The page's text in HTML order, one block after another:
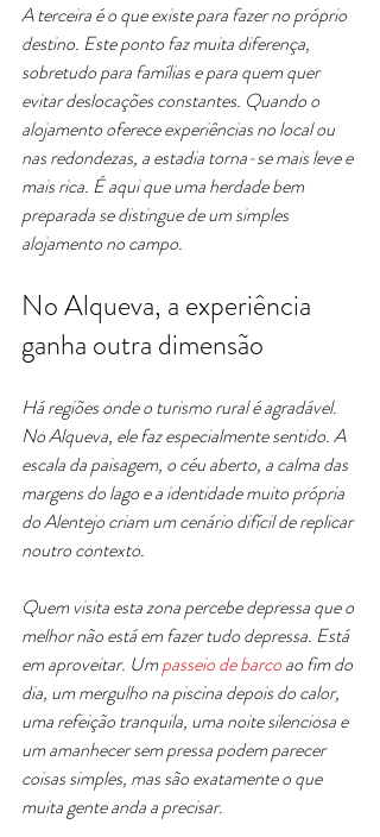
A terceira é o que existe para fazer no próprio
destino. Este ponto faz muita diferença,
sobretudo para famílias e para quem quer
evitar deslocações constantes. Quando o
alojamento oferece experiências no local ou
nas redondezas, a estadia torna-se mais leve e
mais rica. É aqui que uma herdade bem
preparada se distingue de um simples
alojamento no campo.
No Alqueva, a experiência
ganha outra dimensão
Há regiões onde o turismo rural é agradável.
No Alqueva, ele faz especialmente sentido. A
escala da paisagem, o céu aberto, a calma das
margens do lago e a identidade muito própria
do Alentejo criam um cenário difícil de replicar
noutro contexto.
Quem visita esta zona percebe depressa que o
melhor não está em fazer tudo depressa. Está
em aproveitar. Um passeio de barco ao fim do
dia, um mergulho na piscina depois do calor,
uma refeição tranquila, uma noite silenciosa e
um amanhecer sem pressa podem parecer
coisas simples, mas são exatamente o que
muita gente anda a precisar.